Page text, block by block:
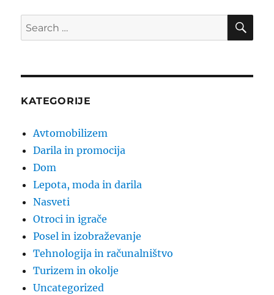
Search
for:
KATEGORIJE
Avtomobilizem
Darila in promocija
Dom
Lepota, moda in darila
Nasveti
Otroci in igrače
Posel in izobraževanje
Tehnologija in računalništvo
Turizem in okolje
Uncategorized